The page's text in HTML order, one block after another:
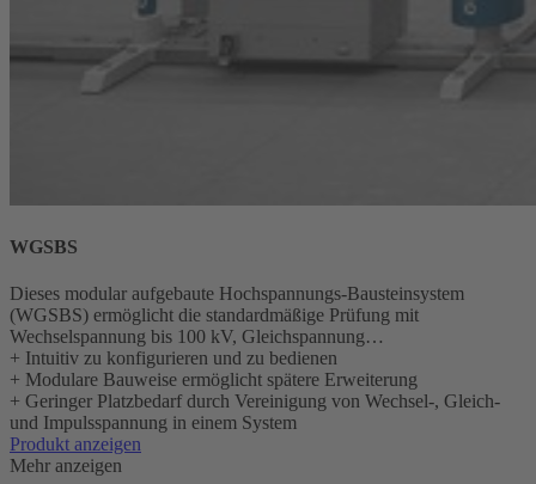
WGSBS
Dieses modular aufgebaute Hochspannungs-Bausteinsystem
(WGSBS) ermöglicht die standardmäßige Prüfung mit
Wechselspannung bis 100 kV, Gleichspannung…
+ Intuitiv zu konfigurieren und zu bedienen
+ Modulare Bauweise ermöglicht spätere Erweiterung
+ Geringer Platzbedarf durch Vereinigung von Wechsel-, Gleich-
und Impulsspannung in einem System
Produkt anzeigen
Mehr anzeigen